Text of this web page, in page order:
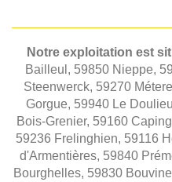
Notre exploitation est
Bailleul, 59850 Nieppe,
Steenwerck, 59270
Gorgue, 59940 Le
Bois-Grenier, 59160
59236 Frelinghien, 59116
d'Armentières, 59840
Bourghelles, 59830